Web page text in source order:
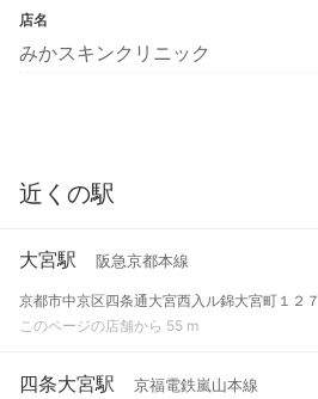
店名
みかスキンクリニック
近くの駅
大宮駅 阪急京都本線
京都市中京区四条通大宮西入ル錦大宮町１２７
このページの店舗から 55 m
四条大宮駅 京福電鉄嵐山本線